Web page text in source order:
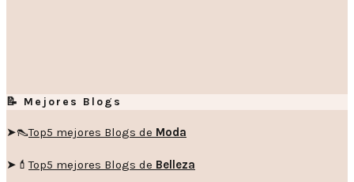
📝 Mejores Blogs
➤👠Top5 mejores Blogs de Moda
➤💄Top5 mejores Blogs de Belleza